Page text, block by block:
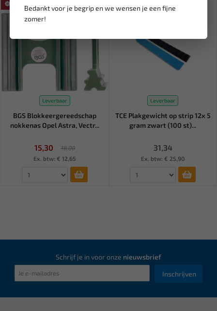
Bedankt voor je begrip en we wensen je een fijne
zomer!
Leverbaar
BGS Blokkeergereedschap
nokkenas Opel Astra, Vectr...
15,30
18,00
Ex. btw: € 12,65
Leverbaar
TCE Plakgewicht op strip 12x 5
gram zwart (100 st)...
31,34
Ex. btw: € 25,90
Schrijf je in voor onze nieuwsbrief
Inschrijven